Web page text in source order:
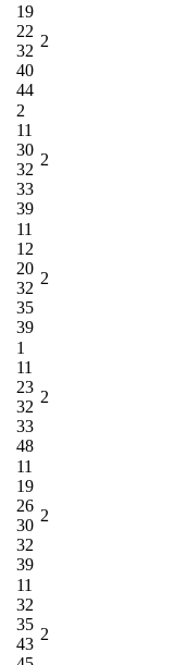
19
22
32
40
44
2
2
11
30
32
33
39
2
11
12
20
32
35
39
2
1
11
23
32
33
48
2
11
19
26
30
32
39
2
11
32
35
43
2